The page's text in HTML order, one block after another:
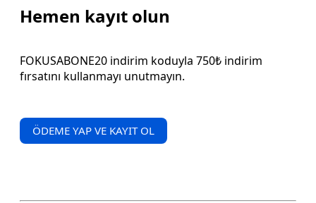
Hemen kayıt olun
FOKUSABONE20 indirim koduyla 750₺ indirim
fırsatını kullanmayı unutmayın.
ÖDEME YAP VE KAYIT OL